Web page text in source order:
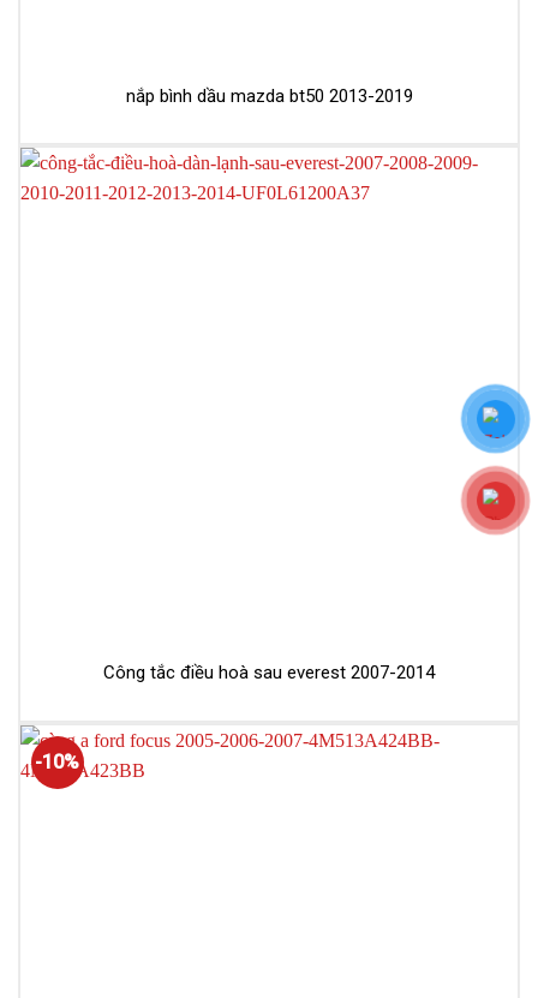
nắp bình dầu mazda bt50 2013-2019
Công tắc điều hoà sau everest 2007-2014
-10%